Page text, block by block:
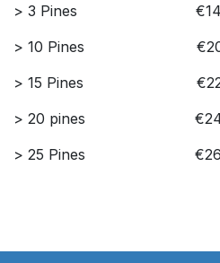
> 3 Pines
> ​10 Pines
> 15 Pines
> ​20 pines
> 25 Pines